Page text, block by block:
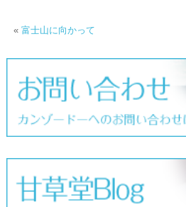
« 富士山に向かって